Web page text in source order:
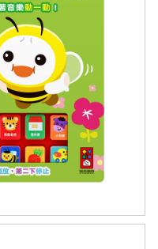
~
外購物流程說明』